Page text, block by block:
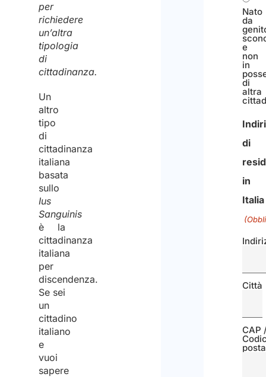
per
richiedere
un’altra
tipologia
di
cittadinanza.
Un
altro
tipo
di
cittadinanza
italiana
basata
sullo
Ius
Sanguinis
è la
cittadinanza
italiana
per
discendenza.
Se sei
un
cittadino
italiano
e
vuoi
sapere
Nato
da
e
non
in
di
altra
di
in
Italia
Città
CAP